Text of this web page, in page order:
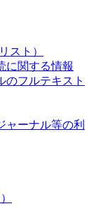
スト）
に関する情報
のフルテキスト
ャーナル等の利